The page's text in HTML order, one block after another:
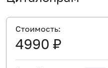
Cтоимость:
4990 ₽